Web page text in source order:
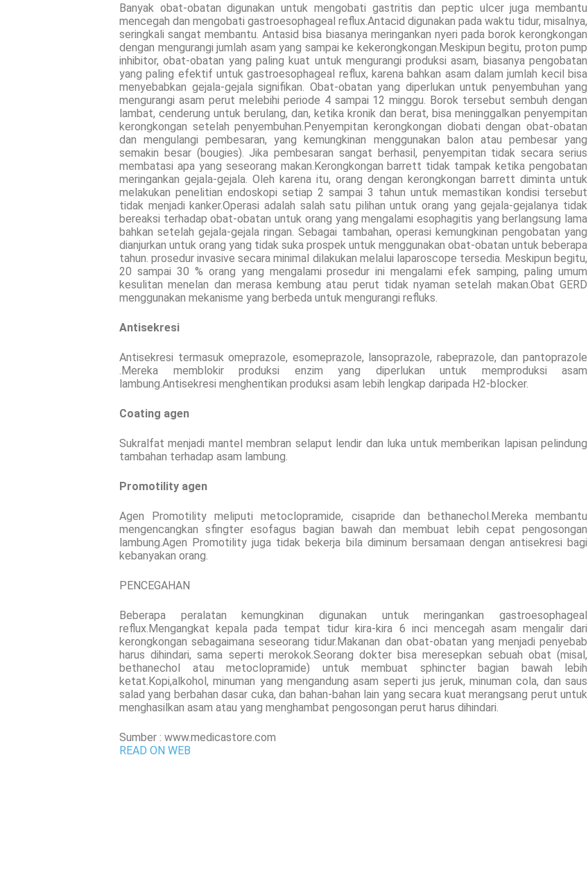
Banyak obat-obatan digunakan untuk mengobati gastritis dan peptic ulcer juga membantu
mencegah dan mengobati gastroesophageal reflux.Antacid digunakan pada waktu tidur, misalnya,
seringkali sangat membantu. Antasid bisa biasanya meringankan nyeri pada borok kerongkongan
dengan mengurangi jumlah asam yang sampai ke kekerongkongan.Meskipun begitu, proton pump
inhibitor, obat-obatan yang paling kuat untuk mengurangi produksi asam, biasanya pengobatan
yang paling efektif untuk gastroesophageal reflux, karena bahkan asam dalam jumlah kecil bisa
menyebabkan gejala-gejala signifikan. Obat-obatan yang diperlukan untuk penyembuhan yang
mengurangi asam perut melebihi periode 4 sampai 12 minggu. Borok tersebut sembuh dengan
lambat, cenderung untuk berulang, dan, ketika kronik dan berat, bisa meninggalkan penyempitan
kerongkongan setelah penyembuhan.Penyempitan kerongkongan diobati dengan obat-obatan
dan mengulangi pembesaran, yang kemungkinan menggunakan balon atau pembesar yang
semakin besar (bougies). Jika pembesaran sangat berhasil, penyempitan tidak secara serius
membatasi apa yang seseorang makan.Kerongkongan barrett tidak tampak ketika pengobatan
meringankan gejala-gejala. Oleh karena itu, orang dengan kerongkongan barrett diminta untuk
melakukan penelitian endoskopi setiap 2 sampai 3 tahun untuk memastikan kondisi tersebut
tidak menjadi kanker.Operasi adalah salah satu pilihan untuk orang yang gejala-gejalanya tidak
bereaksi terhadap obat-obatan untuk orang yang mengalami esophagitis yang berlangsung lama
bahkan setelah gejala-gejala ringan. Sebagai tambahan, operasi kemungkinan pengobatan yang
dianjurkan untuk orang yang tidak suka prospek untuk menggunakan obat-obatan untuk beberapa
tahun. prosedur invasive secara minimal dilakukan melalui laparoscope tersedia. Meskipun begitu,
20 sampai 30 % orang yang mengalami prosedur ini mengalami efek samping, paling umum
kesulitan menelan dan merasa kembung atau perut tidak nyaman setelah makan.Obat GERD
menggunakan mekanisme yang berbeda untuk mengurangi refluks.
Antisekresi
Antisekresi termasuk omeprazole, esomeprazole, lansoprazole, rabeprazole, dan pantoprazole
.Mereka memblokir produksi enzim yang diperlukan untuk memproduksi asam
lambung.Antisekresi menghentikan produksi asam lebih lengkap daripada H2-blocker.
Coating agen
Sukralfat menjadi mantel membran selaput lendir dan luka untuk memberikan lapisan pelindung
tambahan terhadap asam lambung.
Promotility agen
Agen Promotility meliputi metoclopramide, cisapride dan bethanechol.Mereka membantu
mengencangkan sfingter esofagus bagian bawah dan membuat lebih cepat pengosongan
lambung.Agen Promotility juga tidak bekerja bila diminum bersamaan dengan antisekresi bagi
kebanyakan orang.
PENCEGAHAN
Beberapa peralatan kemungkinan digunakan untuk meringankan gastroesophageal
reflux.Mengangkat kepala pada tempat tidur kira-kira 6 inci mencegah asam mengalir dari
kerongkongan sebagaimana seseorang tidur.Makanan dan obat-obatan yang menjadi penyebab
harus dihindari, sama seperti merokok.Seorang dokter bisa meresepkan sebuah obat (misal,
bethanechol atau metoclopramide) untuk membuat sphincter bagian bawah lebih
ketat.Kopi,alkohol, minuman yang mengandung asam seperti jus jeruk, minuman cola, dan saus
salad yang berbahan dasar cuka, dan bahan-bahan lain yang secara kuat merangsang perut untuk
menghasilkan asam atau yang menghambat pengosongan perut harus dihindari.
Sumber : www.medicastore.com
READ ON WEB